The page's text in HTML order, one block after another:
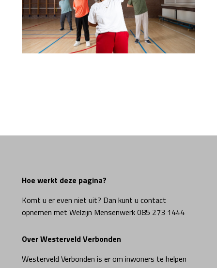
Hoe werkt deze pagina?
Komt u er even niet uit? Dan kunt u contact
opnemen met Welzijn Mensenwerk 085 273 1444
Over Westerveld Verbonden
Westerveld Verbonden is er om inwoners te helpen